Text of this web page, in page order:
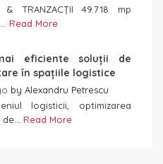
& TRANZACȚII 49.718 mp
Read More
eficiente soluții de
în spațiile logistice
by Alexandru Petrescu
logisticii, optimizarea
Read More